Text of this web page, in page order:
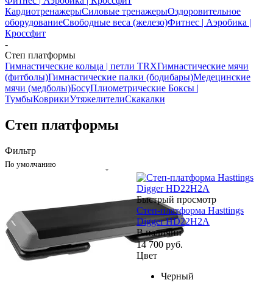
КардиотренажерыСиловые тренажерыОздоровительное
оборудованиеСвободные веса (железо)Фитнес | Аэробика |
Кроссфит
-
Степ платформы
Гимнастические кольца | петли TRXГимнастические мячи
(фитболы)Гимнастические палки (бодибары)Медецинские
мячи (медболы)БосуПлиометрические Боксы |
ТумбыКоврикиУтяжелителиСкакалки
Степ платформы
Фильтр
По умолчанию
Быстрый просмотр
Степ-платформа Hasttings
Digger HD22H2A
В наличии
14 700 руб.
Цвет
Черный